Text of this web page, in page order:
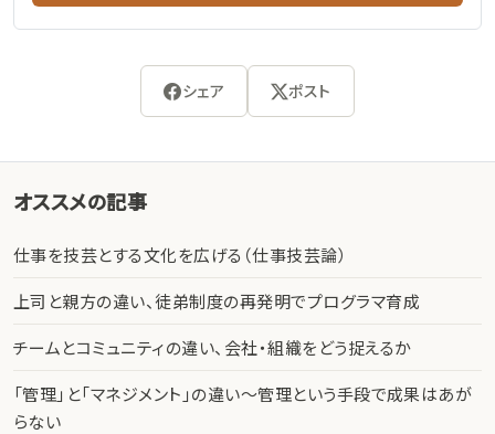
シェア ポスト
オススメの記事
仕事を技芸とする文化を広げる（仕事技芸論）
上司と親方の違い、徒弟制度の再発明でプログラマ育成
チームとコミュニティの違い、会社・組織をどう捉えるか
「管理」と「マネジメント」の違い〜管理という手段で成果はあが
らない